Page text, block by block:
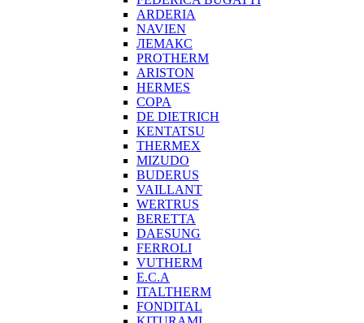
ARDERIA
NAVIEN
ЛЕМАКС
PROTHERM
ARISTON
HERMES
COPA
DE DIETRICH
KENTATSU
THERMEX
MIZUDO
BUDERUS
VAILLANT
WERTRUS
BERETTA
DAESUNG
FERROLI
VUTHERM
E.C.A
ITALTHERM
FONDITAL